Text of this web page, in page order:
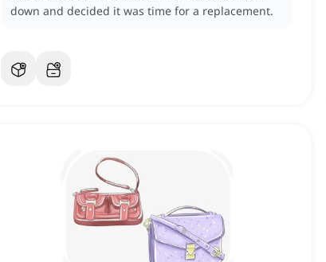
down and decided it was time for a replacement.